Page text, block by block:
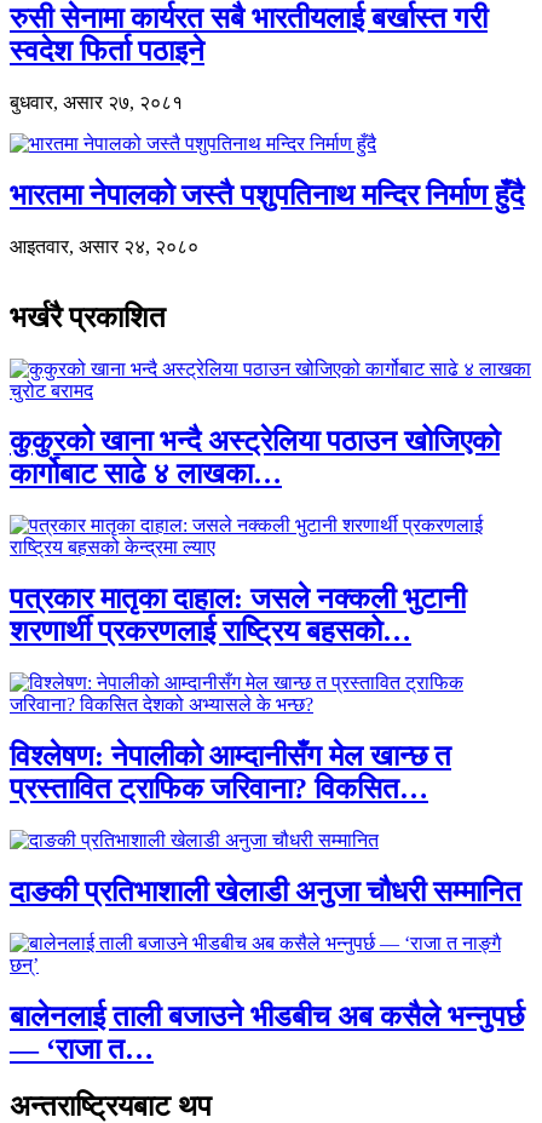
रुसी सेनामा कार्यरत सबै भारतीयलाई बर्खास्त गरी
स्वदेश फिर्ता पठाइने
बुधवार, असार २७, २०८१
भारतमा नेपालको जस्तै पशुपतिनाथ मन्दिर निर्माण हुँदै
आइतवार, असार २४, २०८०
भर्खरै प्रकाशित
कुकुरको खाना भन्दै अस्ट्रेलिया पठाउन खोजिएको
कार्गोबाट साढे ४ लाखका…
पत्रकार मातृका दाहाल: जसले नक्कली भुटानी
शरणार्थी प्रकरणलाई राष्ट्रिय बहसको…
विश्लेषण: नेपालीको आम्दानीसँग मेल खान्छ त
प्रस्तावित ट्राफिक जरिवाना? विकसित…
दाङकी प्रतिभाशाली खेलाडी अनुजा चौधरी सम्मानित
बालेनलाई ताली बजाउने भीडबीच अब कसैले भन्नुपर्छ
— ‘राजा त…
अन्तराष्ट्रियबाट थप